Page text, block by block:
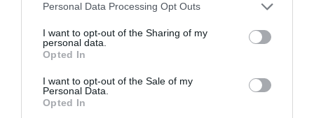
Personal Data Processing Opt Outs
I want to opt-out of the Sharing of my
personal data.
Opted In
I want to opt-out of the Sale of my
Personal Data.
Opted In
criatividade, dois imperdoáveis, mas banalmente
atraentes, fracassos.
[tps_footer]
Para a semana, os cinemas lisboetas vão ser
tomados de assalto por um dos grandes festivais
de cinema de Portugal e da Europa, o IndieLisboa